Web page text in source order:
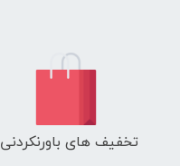
تخفیف های باورنکردنی